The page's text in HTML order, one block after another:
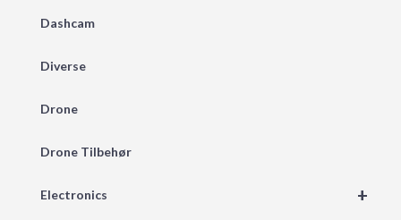
Dashcam
Diverse
Drone
Drone Tilbehør
+
Electronics